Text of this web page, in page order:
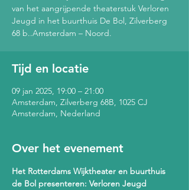
van het aangrijpende theaterstuk Verloren
Jeugd in het buurthuis De Bol, Zilverberg
68 b..Amsterdam – Noord.
Tijd en locatie
09 jan 2025, 19:00 – 21:00
Amsterdam, Zilverberg 68B, 1025 CJ
Amsterdam, Nederland
Over het evenement
Het Rotterdams Wijktheater en buurthuis
de Bol presenteren: Verloren Jeugd